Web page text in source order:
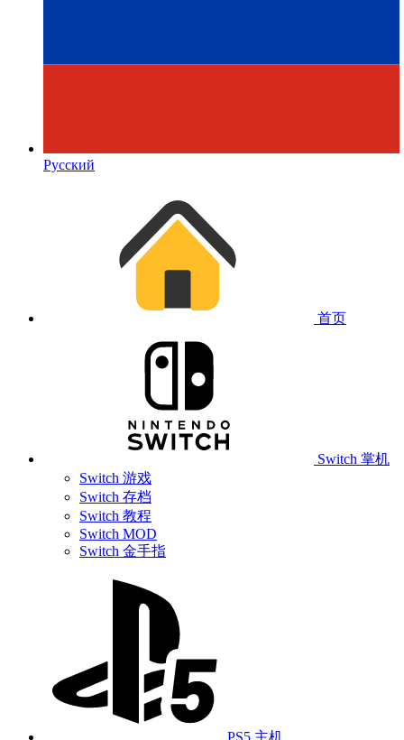
Русский
首页
Switch 掌机
Switch 游戏
Switch 存档
Switch 教程
Switch MOD
Switch 金手指